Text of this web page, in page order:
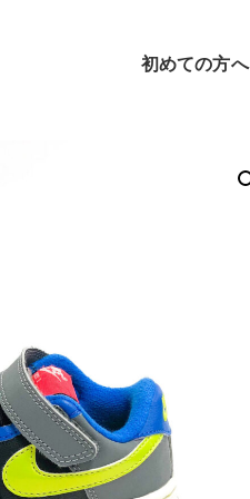
初めての方へ